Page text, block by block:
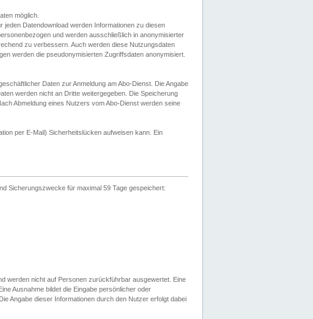
möglich.
jeden Datendownload werden Informationen zu diesen
und werden ausschließlich in anonymisierter
zu verbessern. Auch werden diese Nutzungsdaten
werden die pseudonymisierten Zugriffsdaten anonymisiert.
Daten zur Anmeldung am Abo-Dienst. Die Angabe
werden nicht an Dritte weitergegeben. Die Speicherung
Abmeldung eines Nutzers vom Abo-Dienst werden seine
per E-Mail) Sicherheitslücken aufweisen kann. Ein
Sicherungszwecke für maximal 59 Tage gespeichert:
werden nicht auf Personen zurückführbar ausgewertet. Eine
Ausnahme bildet die Eingabe persönlicher oder
Angabe dieser Informationen durch den Nutzer erfolgt dabei